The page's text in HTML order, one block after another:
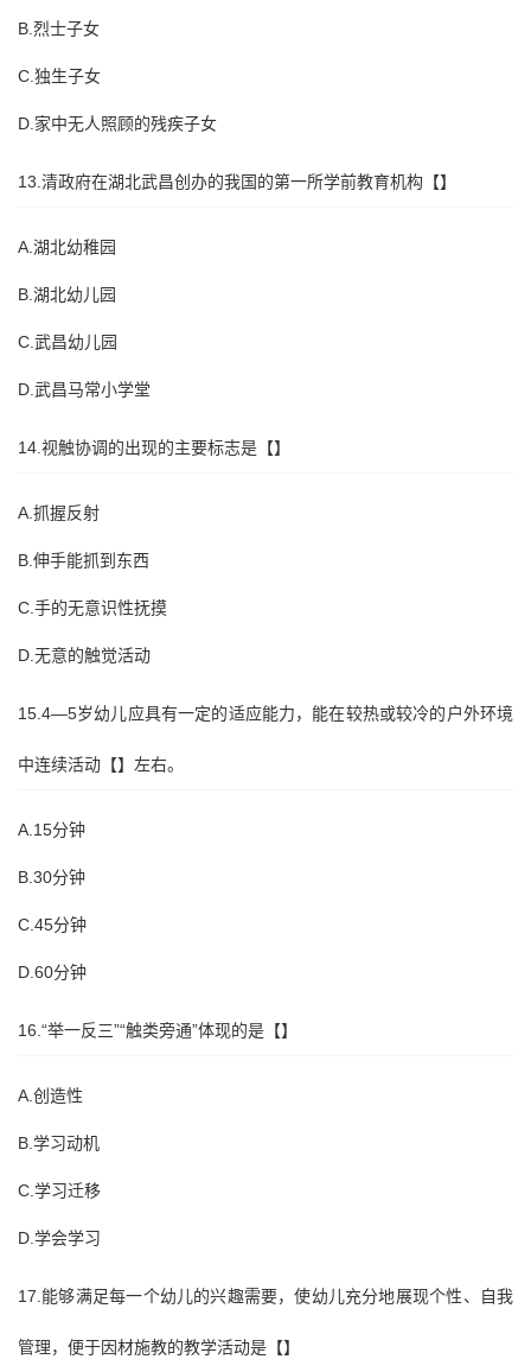
B.烈士子女
C.独生子女
D.家中无人照顾的残疾子女
13.清政府在湖北武昌创办的我国的第一所学前教育机构【】
A.湖北幼稚园
B.湖北幼儿园
C.武昌幼儿园
D.武昌马常小学堂
14.视触协调的出现的主要标志是【】
A.抓握反射
B.伸手能抓到东西
C.手的无意识性抚摸
D.无意的触觉活动
15.4—5岁幼儿应具有一定的适应能力，能在较热或较冷的户外环境
中连续活动【】左右。
A.15分钟
B.30分钟
C.45分钟
D.60分钟
16.“举一反三”“触类旁通”体现的是【】
A.创造性
B.学习动机
C.学习迁移
D.学会学习
17.能够满足每一个幼儿的兴趣需要，使幼儿充分地展现个性、自我
管理，便于因材施教的教学活动是【】